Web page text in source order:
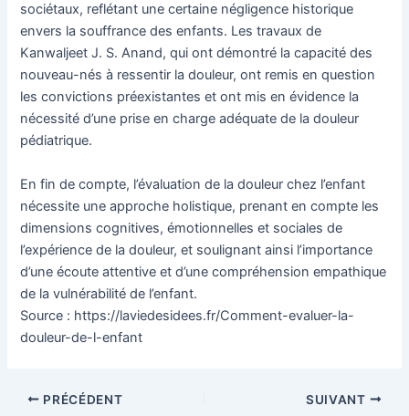
sociétaux, reflétant une certaine négligence historique
envers la souffrance des enfants. Les travaux de
Kanwaljeet J. S. Anand, qui ont démontré la capacité des
nouveau-nés à ressentir la douleur, ont remis en question
les convictions préexistantes et ont mis en évidence la
nécessité d’une prise en charge adéquate de la douleur
pédiatrique.
En fin de compte, l’évaluation de la douleur chez l’enfant
nécessite une approche holistique, prenant en compte les
dimensions cognitives, émotionnelles et sociales de
l’expérience de la douleur, et soulignant ainsi l’importance
d’une écoute attentive et d’une compréhension empathique
de la vulnérabilité de l’enfant.
Source : https://laviedesidees.fr/Comment-evaluer-la-
douleur-de-l-enfant
NavigationPRÉCÉDENT SUIVANT